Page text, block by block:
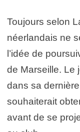
Toujours selon
néerlandais ne
l’idée de
de Marseille. Le
dans sa
souhaiterait
avant de se